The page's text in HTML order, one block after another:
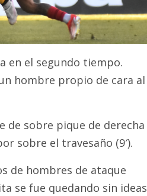
en el segundo tiempo.
hombre propio de cara al
de sobre pique de derecha
sobre el travesaño (9′).
de hombres de ataque
se fue quedando sin ideas